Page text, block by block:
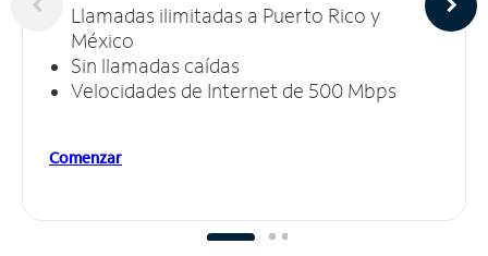
Llamadas ilimitadas a Puerto Rico y
México
Sin llamadas caídas
Velocidades de Internet de 500 Mbps
Comenzar